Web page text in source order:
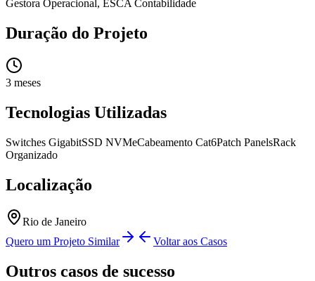
Gestora Operacional, ESCA Contabilidade
Duração do Projeto
3 meses
Tecnologias Utilizadas
Switches GigabitSSD NVMeCabeamento Cat6Patch PanelsRack
Organizado
Localização
Rio de Janeiro
Quero um Projeto Similar
Voltar aos Casos
Outros casos de sucesso